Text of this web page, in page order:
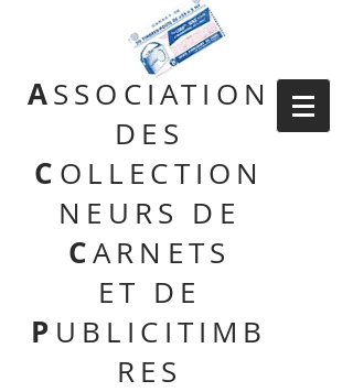
ASSOCIATION
DES
C OLLECTION
NEURS DE
CARNETS
ET DE
P UBLICITIMB
RES